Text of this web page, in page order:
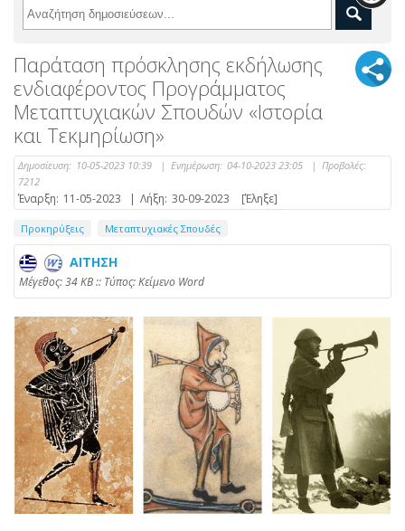
Παράταση πρόσκλησης εκδήλωσης
ενδιαφέροντος Προγράμματος
Μεταπτυχιακών Σπουδών «Ιστορία
και Τεκμηρίωση»
Δημοσίευση: 10-05-2023 10:39 | Ενημέρωση: 04-10-2023 23:05 | Προβολές:
7212
Έναρξη: 11-05-2023 | Λήξη: 30-09-2023 [Έληξε]
Προκηρύξεις Μεταπτυχιακές Σπουδές
ΑΙΤΗΣΗ
Mέγεθος: 34 KB :: Τύπος: Kείμενο Word